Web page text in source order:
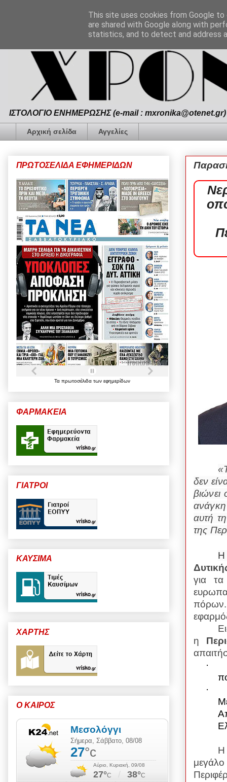
ΙΣΤΟΛΟΓΙΟ ΕΝΗΜΕΡΩΣΗΣ (e-mail :
Αρχική σελίδα Αγγελίες
δεν
βιώνει
αυτή
της
για
η
·
·
Η
ΠΡΩΤΟΣΕΛΙΔΑ ΕΦΗΜΕΡΙΔΩΝ
Τα πρωτοσέλιδα των εφημερίδων
ΦΑΡΜΑΚΕΙΑ
ΓΙΑΤΡΟΙ
ΚΑΥΣΙΜΑ
ΧΑΡΤΗΣ
Ο ΚΑΙΡΟΣ
This site uses cookies from Google
are shared with Google along with
statistics, and to detect and address